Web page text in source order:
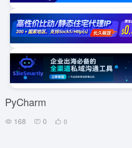
PyCharm
168 0 0